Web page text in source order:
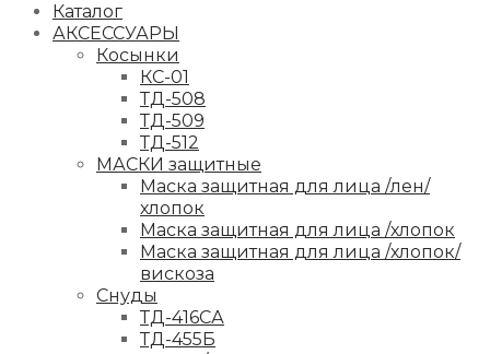
Каталог
АКСЕССУАРЫ
Косынки
КС-01
ТД-508
ТД-509
ТД-512
МАСКИ защитные
Маска защитная для лица /лен/
хлопок
Маска защитная для лица /хлопок
Маска защитная для лица /хлопок/
вискоза
Снуды
ТД-416СА
ТД-455Б